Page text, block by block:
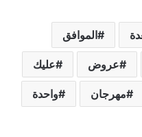
الموافق
عروض عليك
مهرجان واحدة